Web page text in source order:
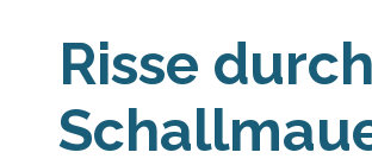
Risse